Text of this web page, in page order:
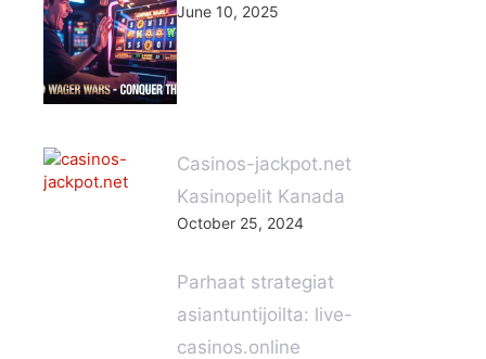
June 10, 2025
Casinos-jackpot.net
Kasinopelit Kanada
October 25, 2024
Parhaat strategiat
asiantuntijoilta: live-
casinos.online